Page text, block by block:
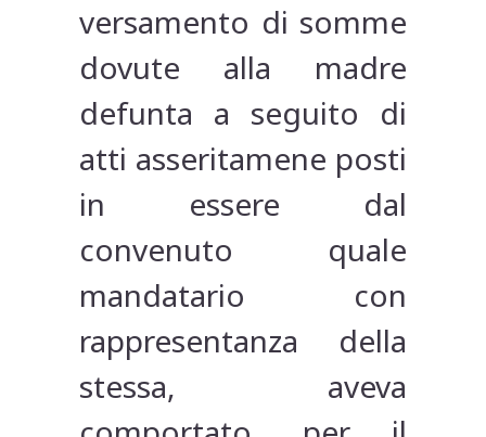
versamento di somme
dovute alla madre
defunta a seguito di
atti asseritamene posti
in essere dal
convenuto quale
mandatario con
rappresentanza della
stessa, aveva